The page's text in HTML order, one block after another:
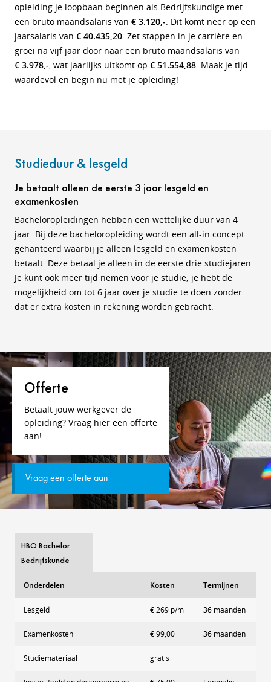
opleiding je loopbaan beginnen als Bedrijfskundige met
een bruto maandsalaris van € 3.120,-. Dit komt neer op een
jaarsalaris van € 40.435,20. Zet stappen in je carrière en
groei na vijf jaar door naar een bruto maandsalaris van
€ 3.978,-, wat jaarlijks uitkomt op € 51.554,88. Maak je tijd
waardevol en begin nu met je opleiding!
Studieduur & lesgeld
Je betaalt alleen de eerste 3 jaar lesgeld en
examenkosten
Bacheloropleidingen hebben een wettelijke duur van 4
jaar. Bij deze bacheloropleiding wordt een all-in concept
gehanteerd waarbij je alleen lesgeld en examenkosten
betaalt. Deze betaal je alleen in de eerste drie studiejaren.
Je kunt ook meer tijd nemen voor je studie; je hebt de
mogelijkheid om tot 6 jaar over je studie te doen zonder
dat er extra kosten in rekening worden gebracht.
Offerte
Betaalt jouw werkgever de
opleiding? Vraag hier een offerte
aan!
Vraag een offerte aan
HBO Bachelor
Bedrijfskunde
Onderdelen Kosten Termijnen
Lesgeld € 269 p/m 36 maanden
Examenkosten € 99,00 36 maanden
Studiemateriaal gratis